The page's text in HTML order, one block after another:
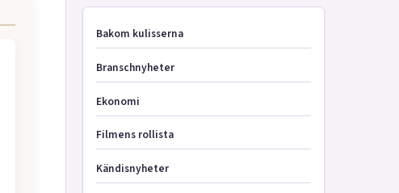
Bakom kulisserna
Branschnyheter
Ekonomi
Filmens rollista
Kändisnyheter